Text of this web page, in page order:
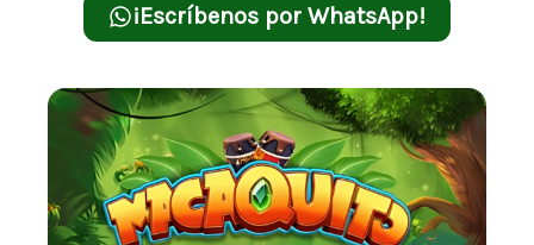
¡Escríbenos por WhatsApp!